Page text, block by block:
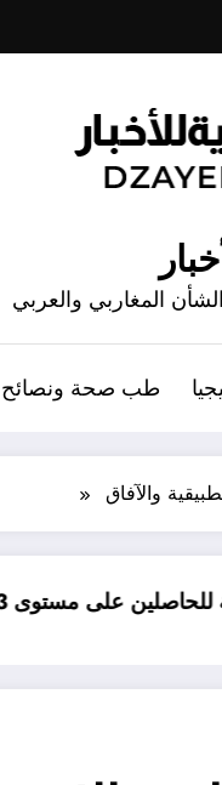
المغاربي والعربي
طب صحة ونصائح
والآفاق
ثانوي في الجزائر